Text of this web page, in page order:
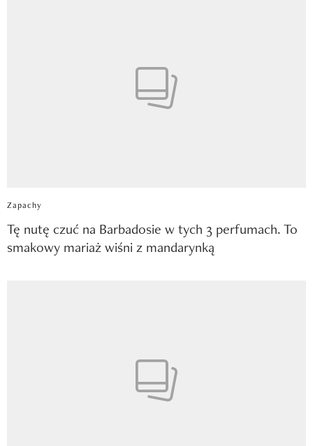
Zapachy
Tę nutę czuć na Barbadosie w tych 3 perfumach. To
smakowy mariaż wiśni z mandarynką